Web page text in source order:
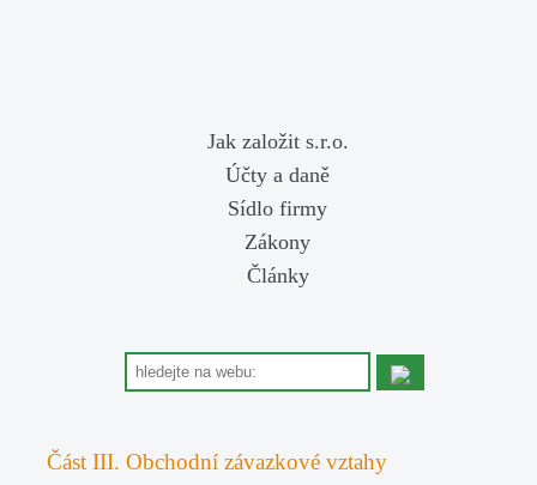
Jak založit s.r.o.
Účty a daně
Sídlo firmy
Zákony
Články
Část III. Obchodní závazkové vztahy